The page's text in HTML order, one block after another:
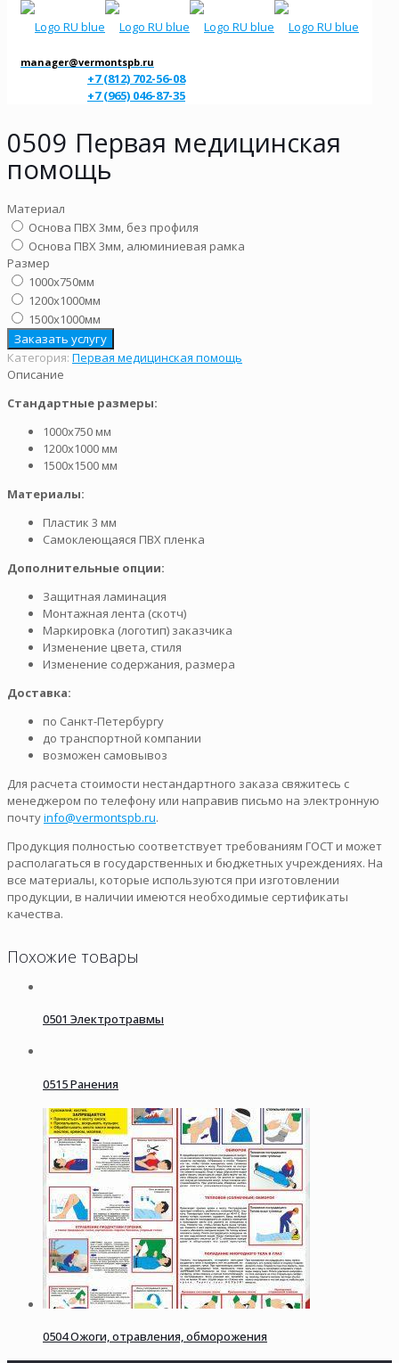
manager@vermontspb.ru
+7 (812) 702-56-08
+7 (965) 046-87-35
0509 Первая медицинская
помощь
Материал
Основа ПВХ 3мм, без профиля
Основа ПВХ 3мм, алюминиевая рамка
Размер
1000х750мм
1200х1000мм
1500х1000мм
Заказать услугу
Категория: Первая медицинская помощь
Описание
Стандартные размеры:
1000х750 мм
1200х1000 мм
1500х1500 мм
Материалы:
Пластик 3 мм
Самоклеющаяся ПВХ пленка
Дополнительные опции:
Защитная ламинация
Монтажная лента (скотч)
Маркировка (логотип) заказчика
Изменение цвета, стиля
Изменение содержания, размера
Доставка:
по Санкт-Петербургу
до транспортной компании
возможен самовывоз
Для расчета стоимости нестандартного заказа свяжитесь с
менеджером по телефону или направив письмо на электронную
почтуinfo@vermontspb.ru.
Продукция полностью соответствует требованиям ГОСТ и может
располагаться в государственных и бюджетных учреждениях. На
все материалы, которые используются при изготовлении
продукции, в наличии имеются необходимые сертификаты
качества.
Похожие товары
0501 Электротравмы
0515 Ранения
0504 Ожоги, отравления, обморожения